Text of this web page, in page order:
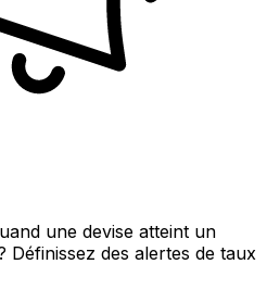
une devise atteint un
Définissez des alertes de taux